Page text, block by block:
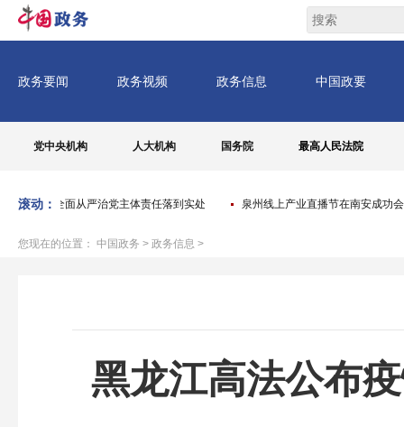
党中央机构 人大机构 国务院 最高人民法院
滚动：
动全面从严治党主体责任落到实处 泉州线上产业直播节在南安成功会展中心
您现在的位置： 中国政务 > 政务信息 >
黑龙江高法公布